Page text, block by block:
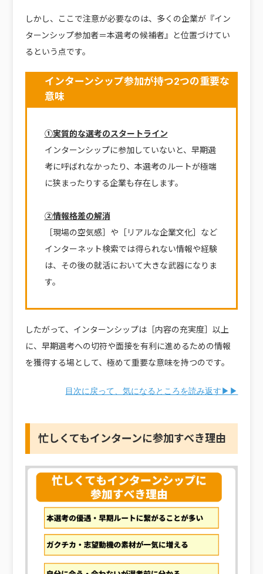
しかし、ここで注意が必要なのは、多くの企業が『イン
ターンシップ参加者＝本選考の候補者』と位置づけてい
るという点です。
インターンシップ参加が持つ2つの重要な
意味
①実質的な選考のスタートライン
インターンシップに参加していないと、早期選
考に呼ばれなかったり、本選考のルートが極端
に狭まったりする企業も存在します。
②情報格差の解消
［現場の空気感］や［リアルな企業文化］など
インターネット検索では得られない情報や経験
は、その後の就活において大きな武器になりま
す。
したがって、インターンシップは［内容の充実度］以上
に、早期選考への切符や面接を有利に進めるための情報
を獲得する場として、極めて重要な意味を持つのです。
目次に戻って、気になるところを読み返す▶▶
忙しくてもインターンに参加すべき理由